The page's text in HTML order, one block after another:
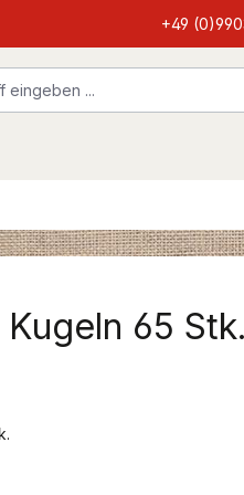
+49
65 Stk.